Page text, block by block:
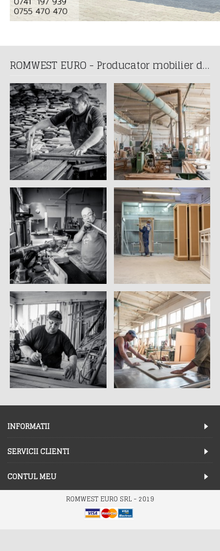
ROMWEST EURO - Producator mobilier din lemn masiv din anul 1993
INFORMATII
SERVICII CLIENTI
CONTUL MEU
ROMWEST EURO SRL - 2019